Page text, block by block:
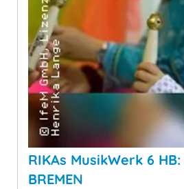
RIKAs MusikWerk 6
BREMEN